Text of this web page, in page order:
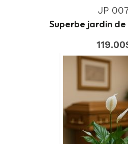
JP
Superbe jardin de
119.00